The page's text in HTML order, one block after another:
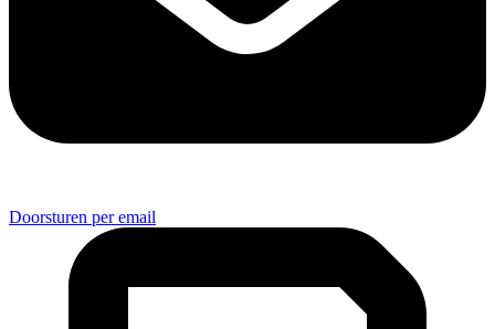
Doorsturen per email